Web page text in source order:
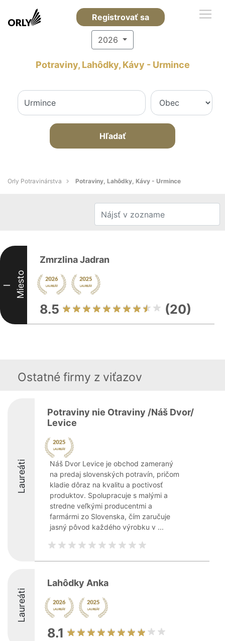
Registrovať sa
2026
Potraviny, Lahôdky, Kávy - Urmince
Hľadať
Orly Potravinárstva Potraviny, Lahôdky, Kávy - Urmince
I Miesto
Zmrzlina Jadran
8.5 (20)
Ostatné firmy z viťazov
Laureáti
Potraviny nie Otraviny /Náš Dvor/
Levice
Náš Dvor Levice je obchod zameraný
na predaj slovenských potravín, pričom
kladie dôraz na kvalitu a poctivosť
produktov. Spolupracuje s malými a
stredne veľkými producentmi a
farmármi zo Slovenska, čím zaručuje
jasný pôvod každého výrobku v ...
Laureáti
Lahôdky Anka
8.1